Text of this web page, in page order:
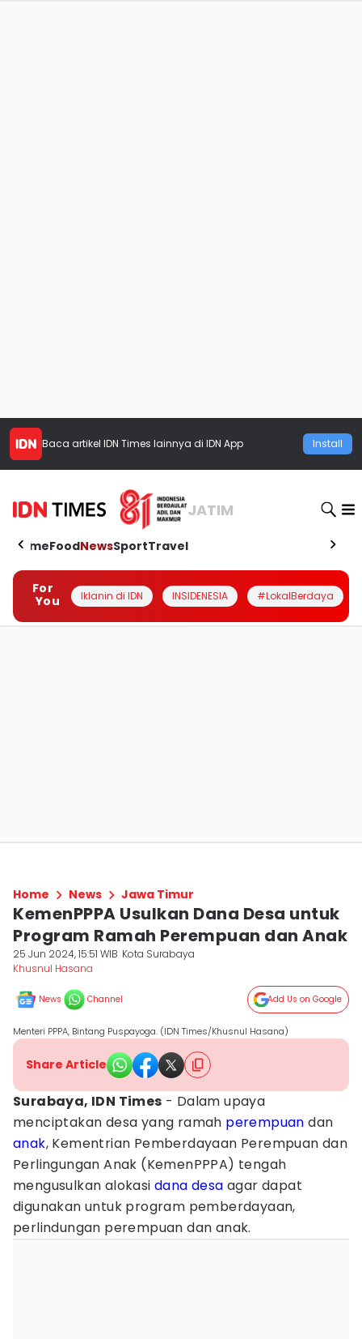
Baca artikel IDN Times lainnya di IDN App Install
JATIM
HomeFoodNewsSportTravel
For
You
Iklanin di IDN INSIDENESIA #LokalBerdaya
Home News Jawa Timur
KemenPPPA Usulkan Dana Desa untuk
Program Ramah Perempuan dan Anak
25 Jun 2024, 15:51 WIB Kota Surabaya
Khusnul Hasana
News Channel Add Us on Google
Menteri PPPA, Bintang Puspayoga. (IDN Times/Khusnul Hasana)
Share Article
Surabaya, IDN Times - Dalam upaya
menciptakan desa yang ramah perempuan dan
anak, Kementrian Pemberdayaan Perempuan dan
Perlingungan Anak (KemenPPPA) tengah
mengusulkan alokasi dana desa agar dapat
digunakan untuk program pemberdayaan,
perlindungan perempuan dan anak.